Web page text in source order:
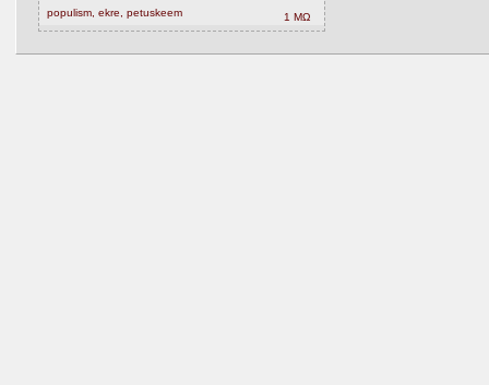
populism, ekre, petuskeem 1 MΩ